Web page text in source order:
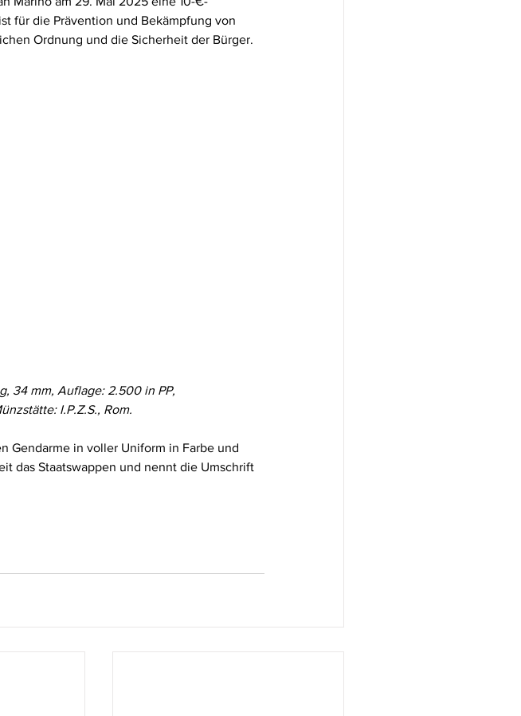
für die Prävention und Bekämpfung von
Ordnung und die Sicherheit der Bürger.
34 mm, Auflage: 2.500 in PP,
I.P.Z.S., Rom.
Gendarme in voller Uniform in Farbe und
das Staatswappen und nennt die Umschrift